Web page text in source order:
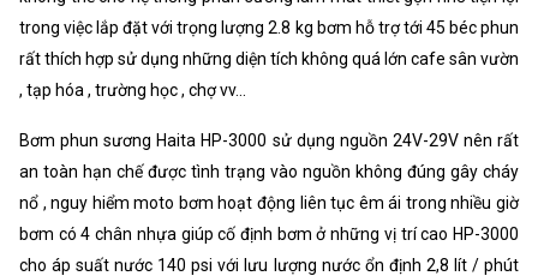
trong việc lắp đặt với trọng lượng 2.8 kg bơm hỗ trợ tới 45 béc phun
rất thích hợp sử dụng những diện tích không quá lớn cafe sân vườn
, tạp hóa , trường học , chợ vv...
Bơm phun sương Haita HP-3000 sử dụng nguồn 24V-29V nên rất
an toàn hạn chế được tình trạng vào nguồn không đúng gây cháy
nổ , nguy hiểm moto bơm hoạt động liên tục êm ái trong nhiều giờ
bơm có 4 chân nhựa giúp cố định bơm ở những vị trí cao HP-3000
cho áp suất nước 140 psi với lưu lượng nước ổn định 2,8 lít / phút